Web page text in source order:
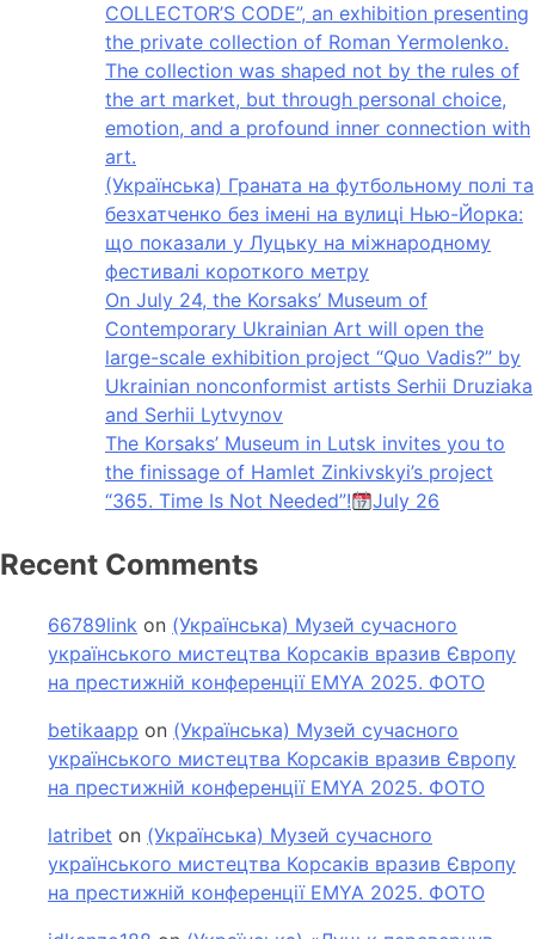
COLLECTOR’S CODE”, an exhibition presenting
the private collection of Roman Yermolenko.
The collection was shaped not by the rules of
the art market, but through personal choice,
emotion, and a profound inner connection with
art.
(Українська) Граната на футбольному полі та
безхатченко без імені на вулиці Нью-Йорка:
що показали у Луцьку на міжнародному
фестивалі короткого метру
On July 24, the Korsaks’ Museum of
Contemporary Ukrainian Art will open the
large-scale exhibition project “Quo Vadis?” by
Ukrainian nonconformist artists Serhii Druziaka
and Serhii Lytvynov
The Korsaks’ Museum in Lutsk invites you to
the finissage of Hamlet Zinkivskyi’s project
“365. Time Is Not Needed”!
July 26
Recent Comments
66789link on (Українська) Музей сучасного
українського мистецтва Корсаків вразив Європу
на престижній конференції EMYA 2025. ФОТО
betikaapp on (Українська) Музей сучасного
українського мистецтва Корсаків вразив Європу
на престижній конференції EMYA 2025. ФОТО
latribet on (Українська) Музей сучасного
українського мистецтва Корсаків вразив Європу
на престижній конференції EMYA 2025. ФОТО